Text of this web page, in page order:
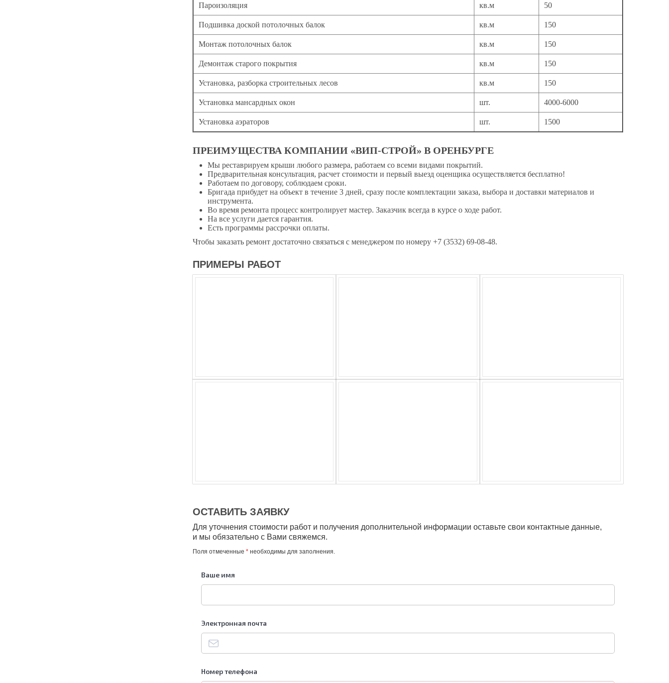
Пароизоляция кв.м 50
Подшивка доской потолочных балок кв.м 150
Монтаж потолочных балок кв.м 150
Демонтаж старого покрытия кв.м 150
Установка, разборка строительных лесов кв.м 150
Установка мансардных окон шт. 4000-6000
Установка аэраторов шт. 1500
ПРЕИМУЩЕСТВА КОМПАНИИ «ВИП-СТРОЙ» В ОРЕНБУРГЕ
Мы реставрируем крыши любого размера, работаем со всеми видами покрытий.
Предварительная консультация, расчет стоимости и первый выезд оценщика осуществляется бесплатно!
Работаем по договору, соблюдаем сроки.
Бригада прибудет на объект в течение 3 дней, сразу после комплектации заказа, выбора и доставки материалов и
инструмента.
Во время ремонта процесс контролирует мастер. Заказчик всегда в курсе о ходе работ.
На все услуги дается гарантия.
Есть программы рассрочки оплаты.
Чтобы заказать ремонт достаточно связаться с менеджером по номеру +7 (3532) 69-08-48.
ПРИМЕРЫ РАБОТ
ОСТАВИТЬ ЗАЯВКУ
Для уточнения стоимости работ и получения дополнительной информации оставьте свои контактные данные,
и мы обязательно с Вами свяжемся.
Поля отмеченные * необходимы для заполнения.
Ваше имя
Электронная почта
Номер телефона